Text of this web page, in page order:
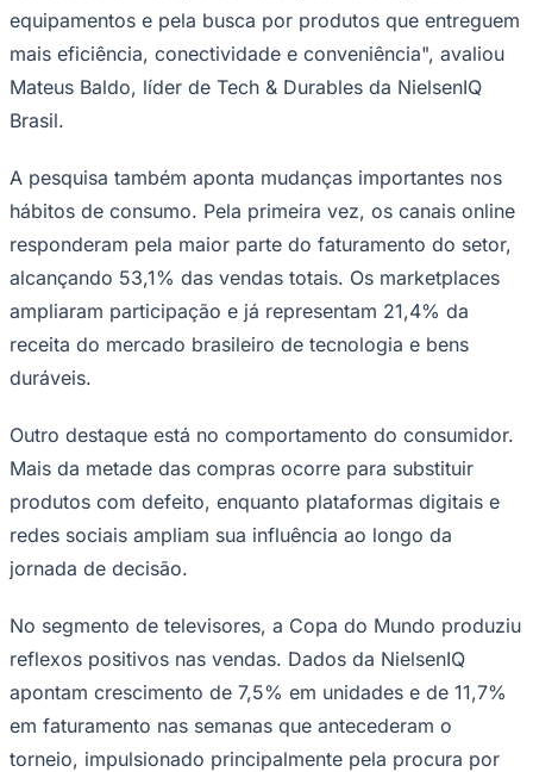
equipamentos e pela busca por produtos que entreguem
mais eficiência, conectividade e conveniência", avaliou
Mateus Baldo, líder de Tech & Durables da NielsenIQ
Brasil.
A pesquisa também aponta mudanças importantes nos
hábitos de consumo. Pela primeira vez, os canais online
responderam pela maior parte do faturamento do setor,
alcançando 53,1% das vendas totais. Os marketplaces
ampliaram participação e já representam 21,4% da
receita do mercado brasileiro de tecnologia e bens
duráveis.
Outro destaque está no comportamento do consumidor.
Mais da metade das compras ocorre para substituir
produtos com defeito, enquanto plataformas digitais e
redes sociais ampliam sua influência ao longo da
jornada de decisão.
No segmento de televisores, a Copa do Mundo produziu
reflexos positivos nas vendas. Dados da NielsenIQ
apontam crescimento de 7,5% em unidades e de 11,7%
em faturamento nas semanas que antecederam o
torneio, impulsionado principalmente pela procura por